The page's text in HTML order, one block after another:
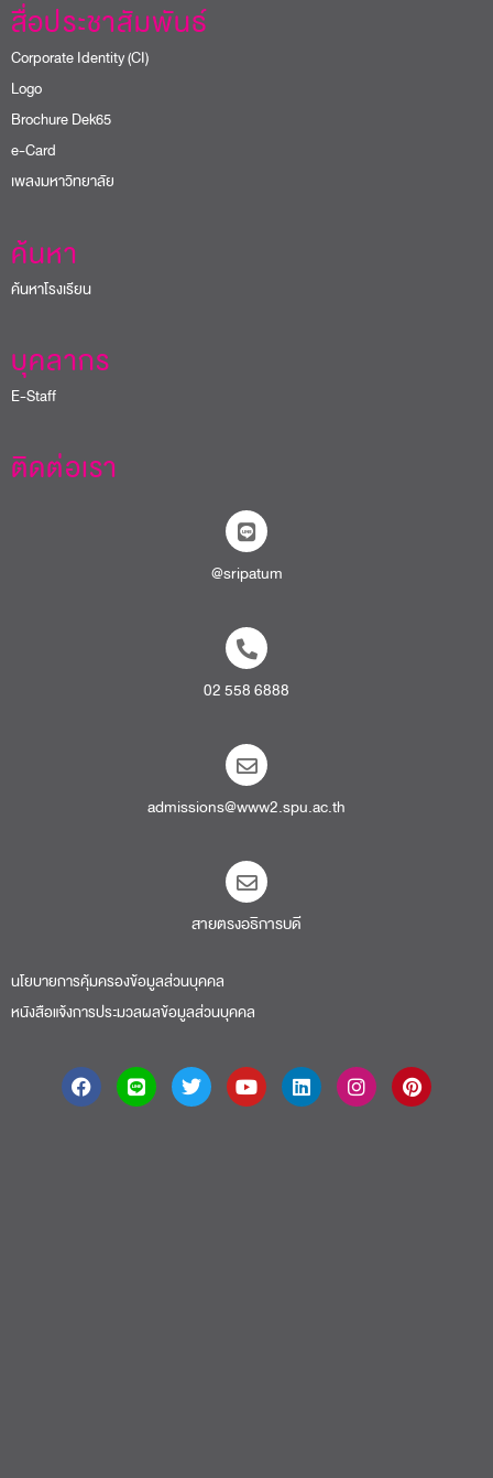
สื่อประชาสัมพันธ์
Corporate Identity (CI)
Logo
Brochure Dek65
e-Card
เพลงมหาวิทยาลัย
ค้นหา
ค้นหาโรงเรียน
บุคลากร
E-Staff
ติดต่อเรา
@sripatum
02 558 6888
admissions@www2.spu.ac.th
สายตรงอธิการบดี​
นโยบายการคุ้มครองข้อมูลส่วนบุคคล
หนังสือแจ้งการประมวลผลข้อมูลส่วนบุคคล